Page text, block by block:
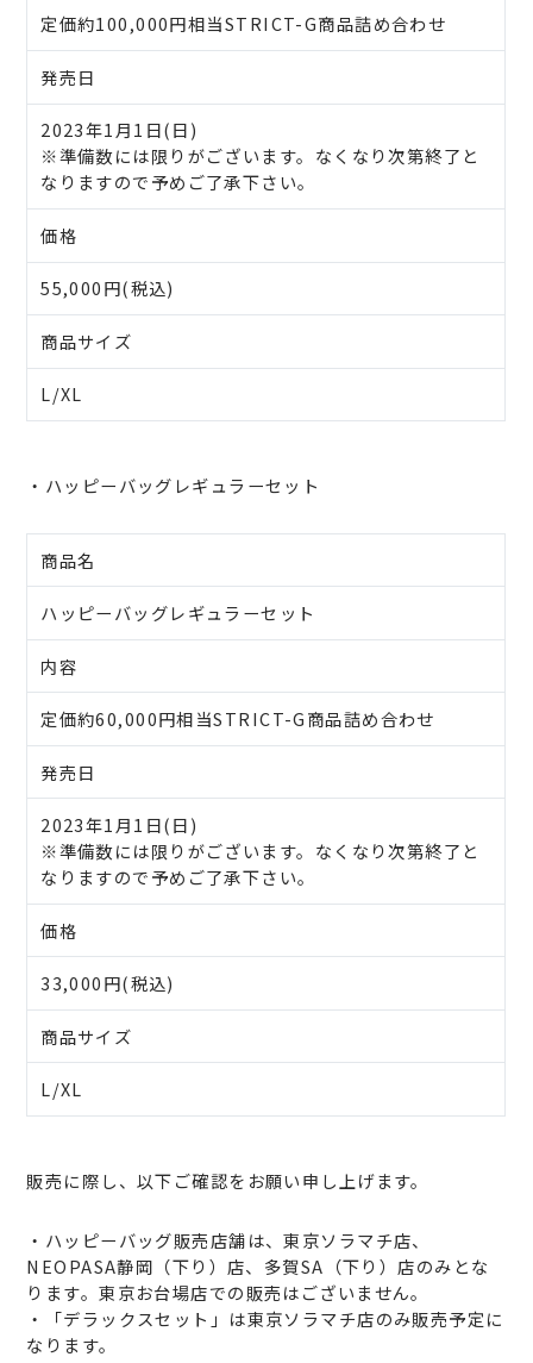
定価約100,000円相当STRICT-G商品詰め合わせ
発売日
2023年1月1日(日)
※準備数には限りがございます。なくなり次第終了と
なりますので予めご了承下さい。
価格
55,000円(税込)
商品サイズ
L/XL
・ハッピーバッグレギュラーセット
商品名
ハッピーバッグレギュラーセット
内容
定価約60,000円相当STRICT-G商品詰め合わせ
発売日
2023年1月1日(日)
※準備数には限りがございます。なくなり次第終了と
なりますので予めご了承下さい。
価格
33,000円(税込)
商品サイズ
L/XL
販売に際し、以下ご確認をお願い申し上げます。
・ハッピーバッグ販売店舗は、東京ソラマチ店、
NEOPASA静岡（下り）店、多賀SA（下り）店のみとな
ります。東京お台場店での販売はございません。
・「デラックスセット」は東京ソラマチ店のみ販売予定に
なります。